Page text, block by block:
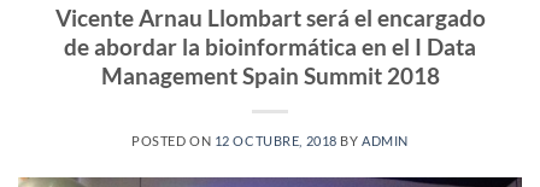
Vicente Arnau Llombart será el encargado
de abordar la bioinformática en el I Data
Management Spain Summit 2018
POSTED ON 12 OCTUBRE, 2018 BY ADMIN